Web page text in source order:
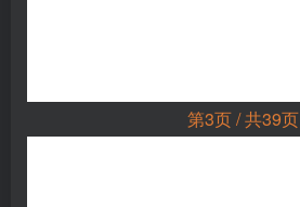
第3页 / 共39页